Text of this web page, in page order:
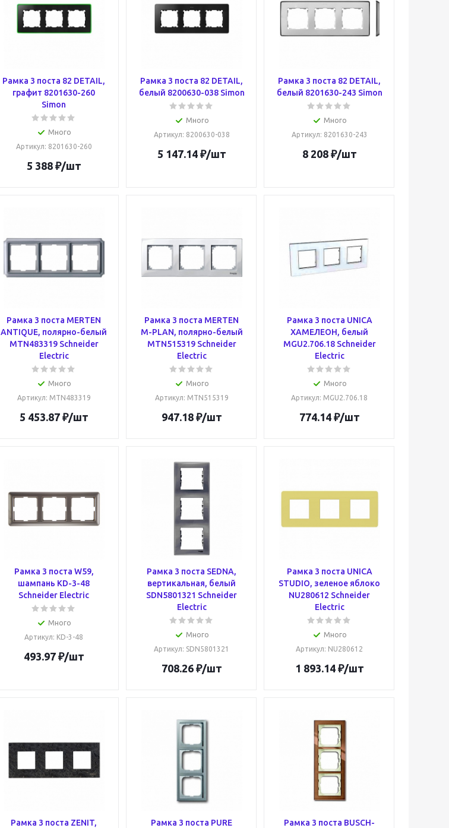
Рамка 3 поста 82 DETAIL,
графит 8201630-260
Simon
Много
Артикул: 8201630-260
5 388₽/шт
Рамка 3 поста 82 DETAIL,
белый 8200630-038 Simon
Много
Артикул: 8200630-038
5 147.14₽/шт
Рамка 3 поста 82 DETAIL,
белый 8201630-243 Simon
Много
Артикул: 8201630-243
8 208₽/шт
Рамка 3 поста MERTEN
ANTIQUE, полярно-белый
MTN483319 Schneider
Electric
Много
Артикул: MTN483319
5 453.87₽/шт
Рамка 3 поста MERTEN
M-PLAN, полярно-белый
MTN515319 Schneider
Electric
Много
Артикул: MTN515319
947.18₽/шт
Рамка 3 поста UNICA
ХАМЕЛЕОН, белый
MGU2.706.18 Schneider
Electric
Много
Артикул: MGU2.706.18
774.14₽/шт
Рамка 3 поста W59,
шампань KD-3-48
Schneider Electric
Много
Артикул: KD-3-48
493.97₽/шт
Рамка 3 поста SEDNA,
вертикальная, белый
SDN5801321 Schneider
Electric
Много
Артикул: SDN5801321
708.26₽/шт
Рамка 3 поста UNICA
STUDIO, зеленое яблоко
NU280612 Schneider
Electric
Много
Артикул: NU280612
1 893.14₽/шт
Рамка 3 поста ZENIT,
Рамка 3 поста PURE
Рамка 3 поста BUSCH-